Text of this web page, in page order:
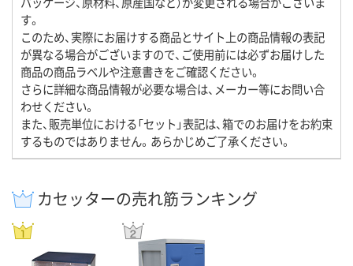
す。
このため、実際にお届けする商品とサイト上の商品情報の表記
が異なる場合がございますので、ご使用前には必ずお届けした
商品の商品ラベルや注意書きをご確認ください。
さらに詳細な商品情報が必要な場合は、メーカー等にお問い合
わせください。
また、販売単位における「セット」表記は、箱でのお届けをお約束
するものではありません。あらかじめご了承ください。
カセッターの売れ筋ランキング